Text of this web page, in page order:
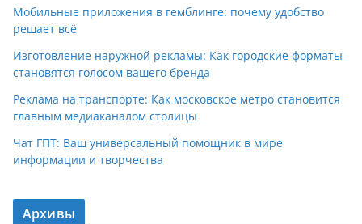
Мобильные приложения в гемблинге: почему удобство
решает всё
Изготовление наружной рекламы: Как городские форматы
становятся голосом вашего бренда
Реклама на транспорте: Как московское метро становится
главным медиаканалом столицы
Чат ГПТ: Ваш универсальный помощник в мире
информации и творчества
Архивы